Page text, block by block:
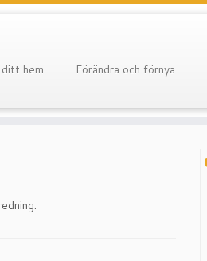
ditt hem Förändra och förnya